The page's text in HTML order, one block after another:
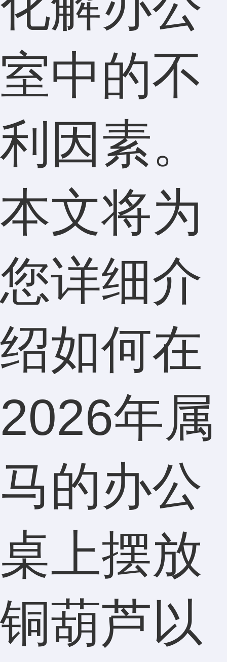
室中的不
利因素。
本文将为
您详细介
绍如何在
2026年属
马的办公
桌上摆放
铜葫芦以